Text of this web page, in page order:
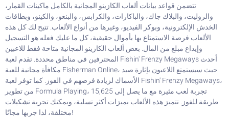
تتضمن قواعد بيانات ألعاب الكازينو المجانية بالكامل ماكينات القمار،
والروليت، والبلاك جاك، والباكارات، والكرابس، والبنغو، والكينو، وبطاقات
الخدش الإلكترونية، وبوكر الفيديو، وغيرها من أنواع الألعاب. تتيح لك كل هذه
الألعاب فرصة الاستمتاع بها بأموال حقيقية، كل ما عليك فعله هو التسجيل
وإيداع مبلغ من المال. بعض ألعاب الكازينو المجانية متاحة فقط للاعبين
المحترفين في مناطق محددة. تقدم لعبة Fishin' Frenzy Megaways أحدث
مكافأة مجانية للعبة Fisherman Online، حيث سيستمتع اللاعبون بإثارة صيد
الأسماك لزيادة فرصهم في الفوز. كما توفر لعبة Fishin' Frenzy Megaways،
من تطوير Formula Playing، تجربة لعب مثيرة مع ما يصل إلى 15,625
طريقة للفوز. تتميز هذه الألعاب بميزات أكثر تسلية، ويمكنك تجربة تشكيلات
مختلفة، لذا جربها مجانًا!